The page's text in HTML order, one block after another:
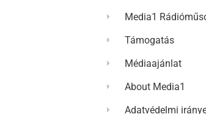
Media1
Támogatás
Médiaajánlat
About Media1
Adatvédelmi